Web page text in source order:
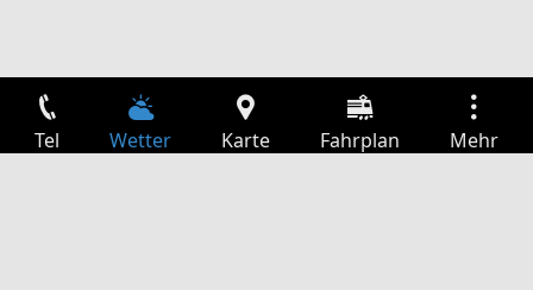
Tel Wetter Karte Fahrplan Mehr